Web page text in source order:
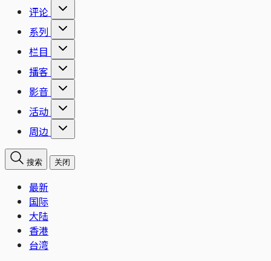
评论
系列
栏目
播客
影音
活动
周边
搜索 关闭
最新
国际
大陆
香港
台湾